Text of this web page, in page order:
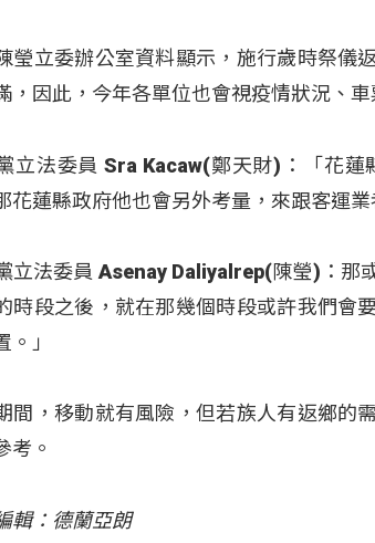
瑩立委辦公室資料顯示，施行歲時祭儀
，因此，今年各單位也會視疫情狀況、
立法委員 Sra Kacaw(鄭天財)：「花
花蓮縣政府他也會另外考量，來跟客運
立法委員 Asenay Daliyalrep(陳瑩)：那
時段之後，就在那幾個時段或許我們會
。」
間，移動就有風險，但若族人有返鄉的
考。
輯：德蘭亞朗